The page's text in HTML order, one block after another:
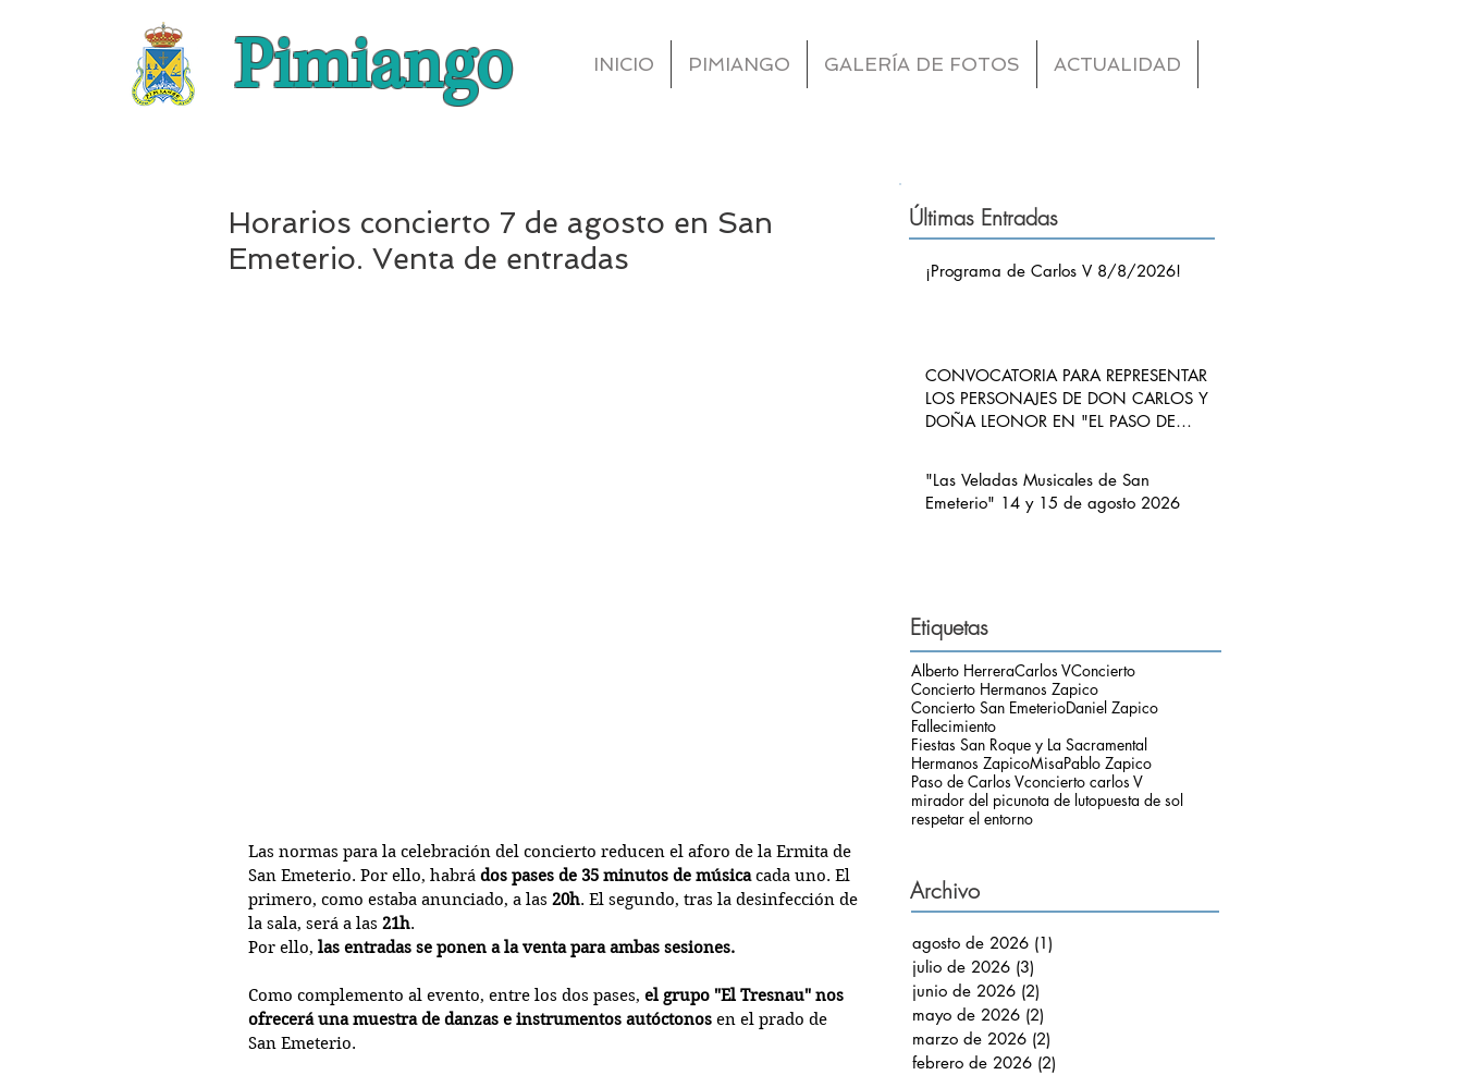
Pimiango INICIO PIMIANGO GALERÍA DE FOTOS ACTUALIDAD
Horarios concierto 7 de agosto en San
Emeterio. Venta de entradas
Las normas para la celebración del concierto reducen el aforo de la Ermita de
San Emeterio. Por ello, habrá dos pases de 35 minutos de música cada uno. El
primero, como estaba anunciado, a las 20h. El segundo, tras la desinfección de
la sala, será a las 21h.
Por ello, las entradas se ponen a la venta para ambas sesiones.
Como complemento al evento, entre los dos pases, el grupo "El Tresnau" nos
ofrecerá una muestra de danzas e instrumentos autóctonos en el prado de
San Emeterio.
¡Programa de Carlos V 8/8/2026!
CONVOCATORIA PARA REPRESENTAR
LOS PERSONAJES DE DON CARLOS Y
DOÑA LEONOR EN "EL PASO DE
"Las Veladas Musicales de San
Emeterio" 14 y 15 de agosto 2026
Etiquetas
Alberto HerreraCarlos VConcierto
Concierto Hermanos Zapico
Concierto San EmeterioDaniel Zapico
Fallecimiento
Fiestas San Roque y La Sacramental
Hermanos ZapicoMisaPablo Zapico
Paso de Carlos Vconcierto carlos V
mirador del picunota de lutopuesta de sol
respetar el entorno
Archivo
agosto de 2026 (1)
julio de 2026 (3)
junio de 2026 (2)
mayo de 2026 (2)
marzo de 2026 (2)
febrero de 2026 (2)
Últimas Entradas